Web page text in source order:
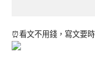
⏰看文不用錢，寫文要